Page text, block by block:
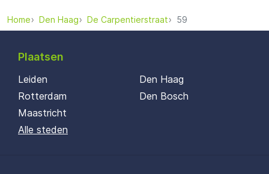
Home Den Haag De Carpentierstraat 59
Plaatsen
Leiden
Rotterdam
Maastricht
Den Haag
Den Bosch
Alle steden